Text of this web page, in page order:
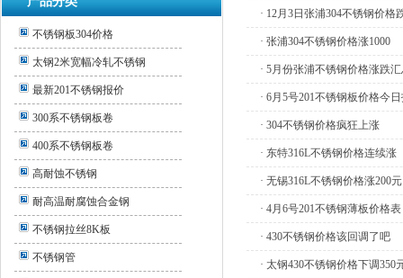
不锈钢板304价格
太钢2米宽幅冷轧不锈钢
最新201不锈钢报价
300系不锈钢板卷
400系不锈钢板卷
高耐蚀不锈钢
耐高温耐腐蚀合金钢
不锈钢拉丝8K板
不锈钢管
· 12月3日张浦304不锈钢价格
· 张浦304不锈钢价格涨1000
· 5月份张浦不锈钢价格涨跌
· 6月5号201不锈钢板价格今
· 304不锈钢价格疯狂上涨
· 东特316L不锈钢价格连续涨
· 无锡316L不锈钢价格涨200元
· 4月6号201不锈钢薄板价格表
· 430不锈钢价格该回调了吧
· 太钢430不锈钢价格下调350